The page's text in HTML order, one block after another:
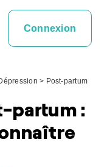
Connexion
> Post-partum
partum :